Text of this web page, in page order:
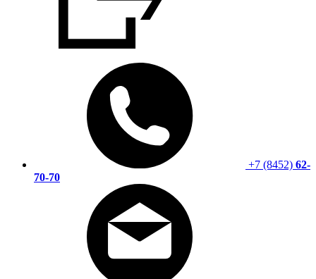
+7 (8452) 62-
70-70